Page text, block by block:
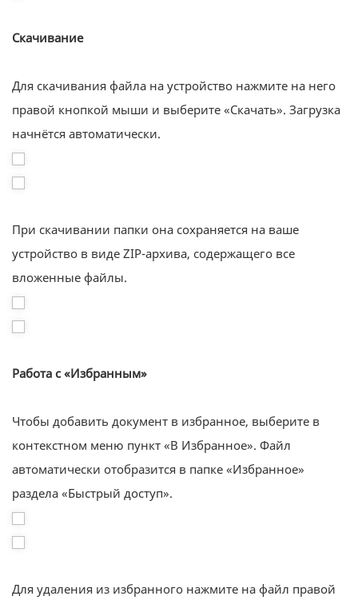
Скачивание
Для скачивания файла на устройство нажмите на него
правой кнопкой мыши и выберите «Скачать». Загрузка
начнётся автоматически.
При скачивании папки она сохраняется на ваше
устройство в виде ZIP-архива, содержащего все
вложенные файлы.
Работа с «Избранным»
Чтобы добавить документ в избранное, выберите в
контекстном меню пункт «В Избранное». Файл
автоматически отобразится в папке «Избранное»
раздела «Быстрый доступ».
Для удаления из избранного нажмите на файл правой